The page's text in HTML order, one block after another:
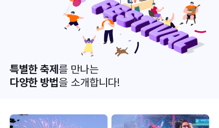
특별한 축제를 만나는
다양한 방법을 소개합니다!